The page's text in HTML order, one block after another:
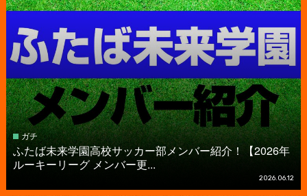
ガチ
ふたば未来学園高校サッカー部メンバー紹介！【2026年
ルーキーリーグ メンバー更...
2026.06.12